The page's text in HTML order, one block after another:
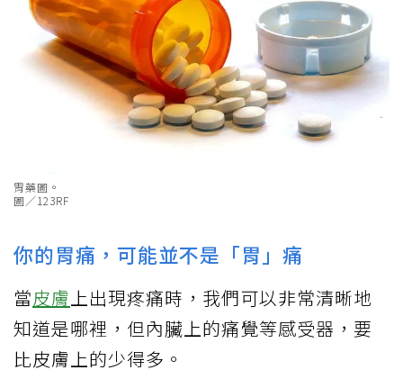
胃藥圖。
圖／123RF
你的胃痛，可能並不是「胃」痛
當皮膚上出現疼痛時，我們可以非常清晰地
知道是哪裡，但內臟上的痛覺等感受器，要
比皮膚上的少得多。